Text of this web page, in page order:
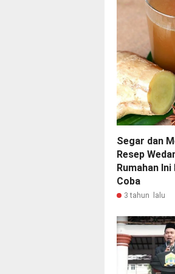
Segar dan
Resep
Rumahan
Coba
3 tahun lalu